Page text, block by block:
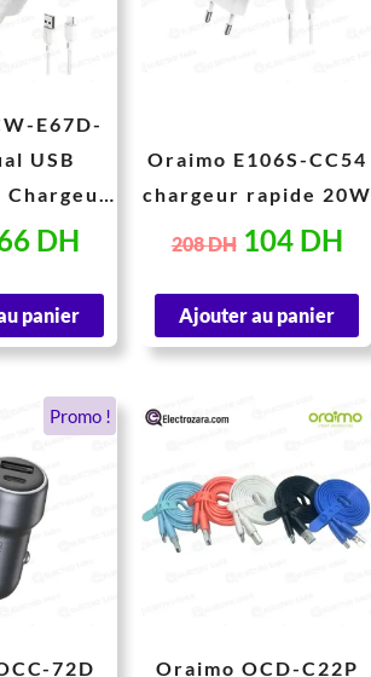
E67D-
USB
Chargeur
Câble
DH.
DH
panier
Oraimo E106S-CC54
chargeur rapide 20W
208DH
208 DH.
104 DH
Ajouter au panier
Promo !
72D
:
DH.
Le
actuel
est :
130 DH.
Oraimo OCD-C22P
a
plusieurs
variations.
peuvent